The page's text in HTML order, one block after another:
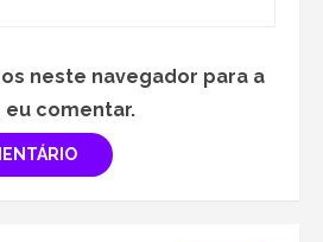
neste navegador para a
eu comentar.